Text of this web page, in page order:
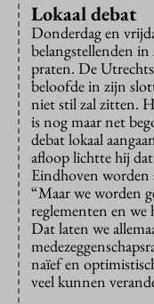
Lokaal debat
Donderdag en
belangstellenden
praten. De
beloofde in zijn
niet stil zal zitten.
is nog maar net
debat lokaal
afloop lichtte hij
Eindhoven worden
“Maar we worden
reglementen en we
Dat laten we
naïef en
veel kunnen